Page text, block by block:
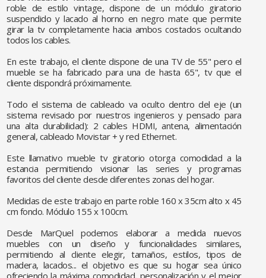
roble de estilo vintage, dispone de un módulo giratorio
suspendido y lacado al horno en negro mate que permite
girar la tv completamente hacia ambos costados ocultando
todos los cables.
En este trabajo, el cliente dispone de una TV de 55" pero el
mueble se ha fabricado para una de hasta 65", tv que el
cliente dispondrá próximamente.
Todo el sistema de cableado va oculto dentro del eje (un
sistema revisado por nuestros ingenieros y pensado para
una alta durabilidad): 2 cables HDMI, antena, alimentación
general, cableado Movistar + y red Ethernet.
Este llamativo mueble tv giratorio otorga comodidad a la
estancia permitiendo visionar las series y programas
favoritos del cliente desde diferentes zonas del hogar.
Medidas de este trabajo en parte roble 160 x 35cm alto x 45
cm fondo. Módulo 155 x 100cm.
Desde MarQuel podemos elaborar a medida nuevos
muebles con un diseño y funcionalidades similares,
permitiendo al cliente elegir, tamaños, estilos, tipos de
madera, lacados... el objetivo es que su hogar sea único
ofreciendo la máxima comodidad, personalización y el mejor